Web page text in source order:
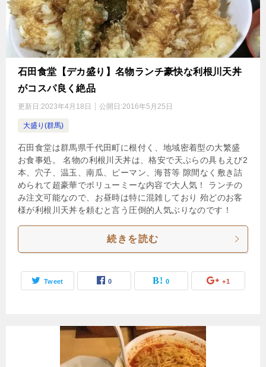
石田食堂【デカ盛り】名物ランチ豪快な利根川天丼
がコスパ良く絶品
更新日:2023年4月18日 公開日:2016年5月25日
大盛り(群馬)
石田食堂は群馬県千代田町に根付く、地域密着型の大繁盛
お食事処。 名物の利根川天丼は、格安で天ぷらの具もえび2
本、穴子、温玉、南瓜、ピーマン、海苔等 隙間なく敷き詰
められて超豪華でボリューミーな内容で大人気！ ランチの
み注文可能なので、お昼時は特に混雑しており 殆どのお客
様が利根川天丼を頼むと言う圧倒的人気ぶりなのです！
続きを読む
Tweet 0 0 +1